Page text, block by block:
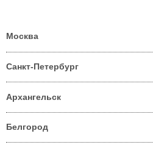
Москва
Санкт-Петербург
Архангельск
Белгород